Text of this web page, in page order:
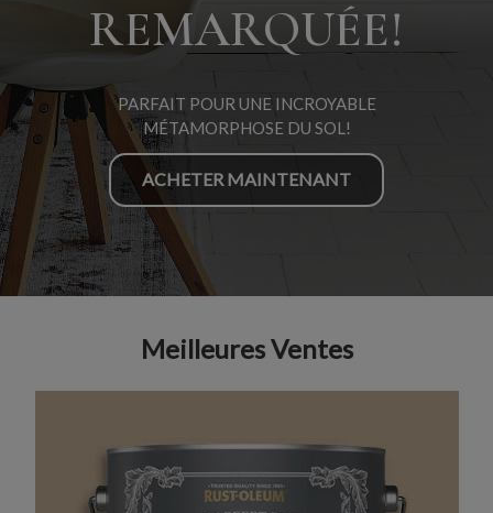
REMARQUÉE!
PARFAIT POUR UNE INCROYABLE
MÉTAMORPHOSE DU SOL!
ACHETER MAINTENANT
Meilleures Ventes